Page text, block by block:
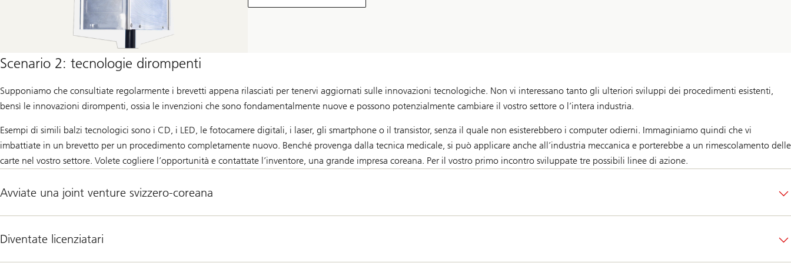
Scenario 2: tecnologie dirompenti
Supponiamo che consultiate regolarmente i brevetti appena rilasciati per tenervi aggiornati sulle innovazioni tecnologiche. Non vi interessano tanto gli ulteriori sviluppi dei procedimenti esistenti,
bensì le innovazioni dirompenti, ossia le invenzioni che sono fondamentalmente nuove e possono potenzialmente cambiare il vostro settore o l’intera industria.
Esempi di simili balzi tecnologici sono i CD, i LED, le fotocamere digitali, i laser, gli smartphone o il transistor, senza il quale non esisterebbero i computer odierni. Immaginiamo quindi che vi
imbattiate in un brevetto per un procedimento completamente nuovo. Benché provenga dalla tecnica medicale, si può applicare anche all’industria meccanica e porterebbe a un rimescolamento delle
carte nel vostro settore. Volete cogliere l’opportunità e contattate l’inventore, una grande impresa coreana. Per il vostro primo incontro sviluppate tre possibili linee di azione.
Avviate una joint venture svizzero-coreana
Diventate licenziatari